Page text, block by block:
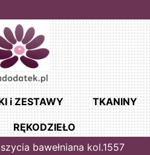
i ZESTAWY TKANINY
RĘKODZIEŁO
bawełniana kol.1557